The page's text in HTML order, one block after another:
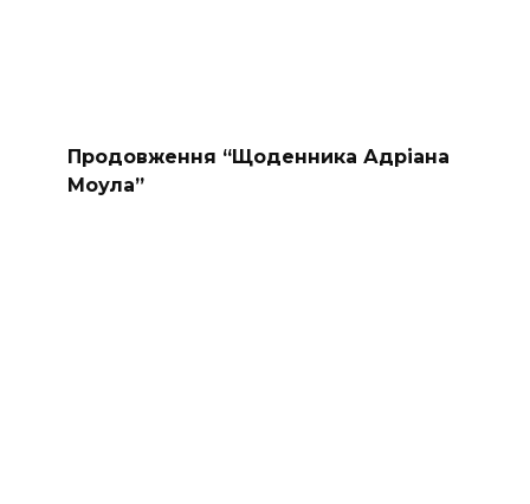
Продовження “Щоденника Адріана
Моула”